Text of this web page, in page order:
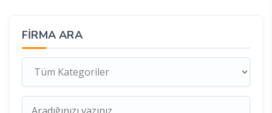
FIRMA ARA